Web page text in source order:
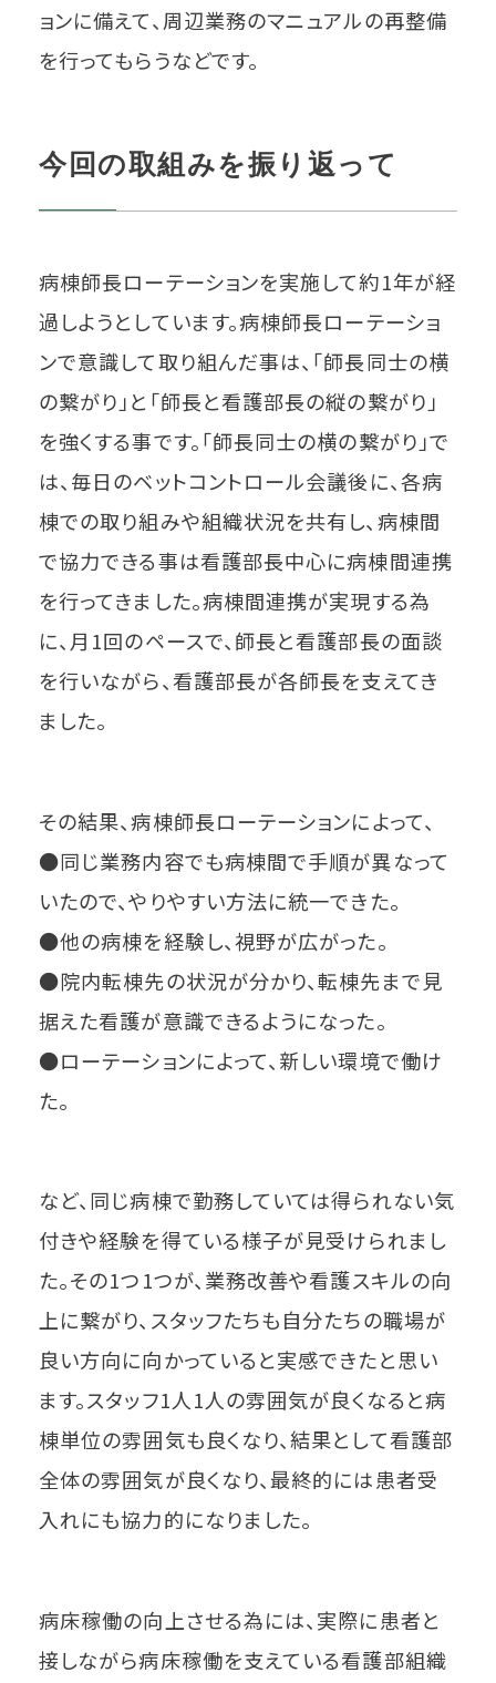
ョンに備えて、周辺業務のマニュアルの再整備
を行ってもらうなどです。
今回の取組みを振り返って
病棟師長ローテーションを実施して約1年が経
過しようとしています。病棟師長ローテーショ
ンで意識して取り組んだ事は、「師長同士の横
の繋がり」と「師長と看護部長の縦の繋がり」
を強くする事です。「師長同士の横の繋がり」で
は、毎日のベットコントロール会議後に、各病
棟での取り組みや組織状況を共有し、病棟間
で協力できる事は看護部長中心に病棟間連携
を行ってきました。病棟間連携が実現する為
に、月1回のペースで、師長と看護部長の面談
を行いながら、看護部長が各師長を支えてき
ました。
その結果、病棟師長ローテーションによって、
●同じ業務内容でも病棟間で手順が異なって
いたので、やりやすい方法に統一できた。
●他の病棟を経験し、視野が広がった。
●院内転棟先の状況が分かり、転棟先まで見
据えた看護が意識できるようになった。
●ローテーションによって、新しい環境で働け
た。
など、同じ病棟で勤務していては得られない気
付きや経験を得ている様子が見受けられまし
た。その1つ1つが、業務改善や看護スキルの向
上に繋がり、スタッフたちも自分たちの職場が
良い方向に向かっていると実感できたと思い
ます。スタッフ1人1人の雰囲気が良くなると病
棟単位の雰囲気も良くなり、結果として看護部
全体の雰囲気が良くなり、最終的には患者受
入れにも協力的になりました。
病床稼働の向上させる為には、実際に患者と
接しながら病床稼働を支えている看護部組織